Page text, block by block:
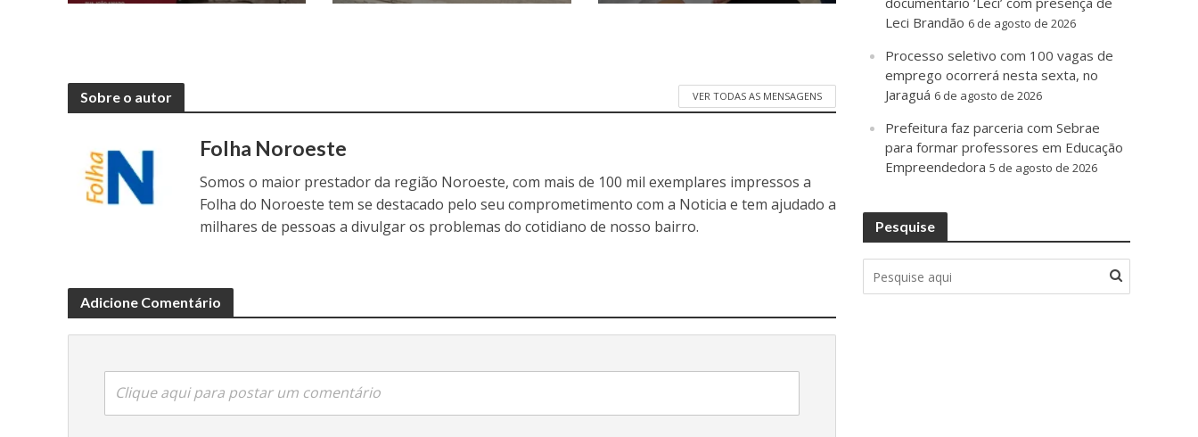
Sobre o autor VER TODAS AS MENSAGENS
Folha Noroeste
Somos o maior prestador da região Noroeste, com mais de 100 mil exemplares impressos a
Folha do Noroeste tem se destacado pelo seu comprometimento com a Noticia e tem ajudado a
milhares de pessoas a divulgar os problemas do cotidiano de nosso bairro.
Adicione Comentário
Clique aqui para postar um comentário
Leci Brandão 6 de agosto de 2026
Processo seletivo com 100 vagas de
emprego ocorrerá nesta sexta, no
Jaraguá 6 de agosto de 2026
Prefeitura faz parceria com Sebrae
para formar professores em Educação
Empreendedora 5 de agosto de 2026
Pesquise